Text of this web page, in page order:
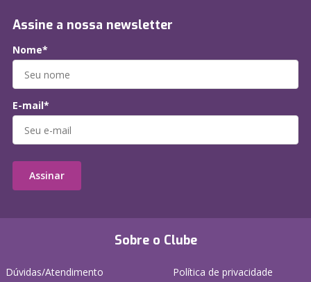
Sobre o Clube
Dúvidas/Atendimento
Política de privacidade
Assine a nossa newsletter
Nome*
E-mail*
Assinar